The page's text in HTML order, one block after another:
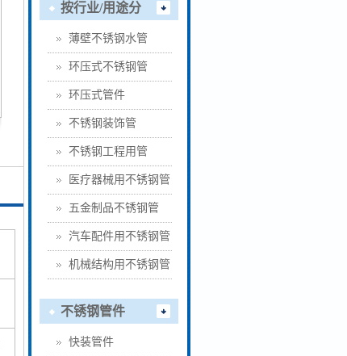
按行业/用途分
薄壁不锈钢水管
环压式不锈钢管
环压式管件
不锈钢装饰管
不锈钢工程用管
医疗器械用不锈钢管
五金制品不锈钢管
汽车配件用不锈钢管
机械结构用不锈钢管
不锈钢管件
快装管件